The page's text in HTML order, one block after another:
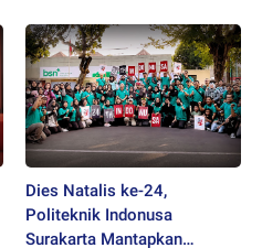
Dies Natalis ke-24,
Politeknik Indonusa
Surakarta Mantapkan